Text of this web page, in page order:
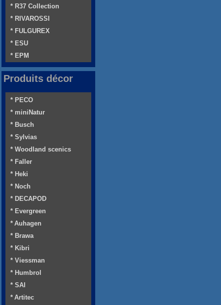
* R37 Collection
* RIVAROSSI
* FULGUREX
* ESU
* EPM
Produits décor
* PECO
* miniNatur
* Busch
* Sylvias
* Woodland scenics
* Faller
* Heki
* Noch
* DECAPOD
* Evergreen
* Auhagen
* Brawa
* Kibri
* Viessman
* Humbrol
* SAI
* Artitec